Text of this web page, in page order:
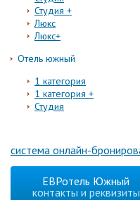
Студия +
Люкс
Люкс+
Отель южный
1 категория
1 категория +
Студия
система онлайн-
ЕВРотель Южный
контакты и реквизиты